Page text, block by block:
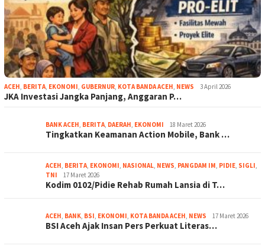
ACEH, BERITA, EKONOMI, GUBERNUR, KOTA BANDA ACEH, NEWS 3 April 2026
JKA Investasi Jangka Panjang, Anggaran P…
BANK ACEH, BERITA, DAERAH, EKONOMI 18 Maret 2026
Tingkatkan Keamanan Action Mobile, Bank …
ACEH, BERITA, EKONOMI, NASIONAL, NEWS, PANGDAM IM, PIDIE, SIGLI,
TNI
17 Maret 2026
Kodim 0102/Pidie Rehab Rumah Lansia di T…
ACEH, BANK, BSI, EKONOMI, KOTA BANDA ACEH, NEWS 17 Maret 2026
BSI Aceh Ajak Insan Pers Perkuat Literas…